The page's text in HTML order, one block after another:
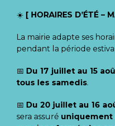
☀️ [ HORAIRES D’ÉTÉ –
La mairie adapte ses
pendant la période
📅 Du 17 juillet au 15
tous les samedis.
📅 Du 20 juillet au 16
sera assuré uniquement